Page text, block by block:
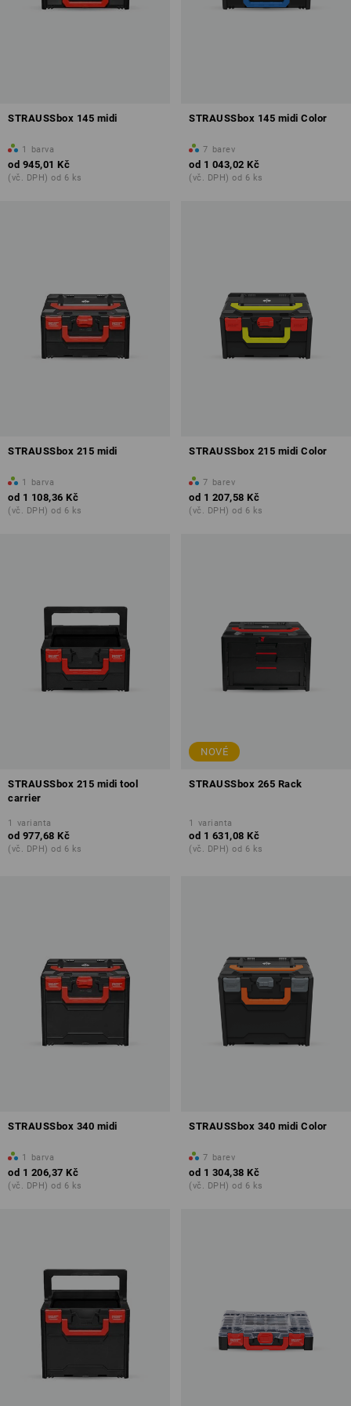
STRAUSSbox 145 midi
1 barva
od 945,01 Kč
(vč. DPH) od 6 ks
STRAUSSbox 145 midi Color
7 barev
od 1 043,02 Kč
(vč. DPH) od 6 ks
STRAUSSbox 215 midi
1 barva
od 1 108,36 Kč
(vč. DPH) od 6 ks
STRAUSSbox 215 midi Color
7 barev
od 1 207,58 Kč
(vč. DPH) od 6 ks
STRAUSSbox 215 midi tool
carrier
1 varianta
od 977,68 Kč
(vč. DPH) od 6 ks
NOVÉ
STRAUSSbox 265 Rack
1 varianta
od 1 631,08 Kč
(vč. DPH) od 6 ks
STRAUSSbox 340 midi
1 barva
od 1 206,37 Kč
(vč. DPH) od 6 ks
STRAUSSbox 340 midi Color
7 barev
od 1 304,38 Kč
(vč. DPH) od 6 ks